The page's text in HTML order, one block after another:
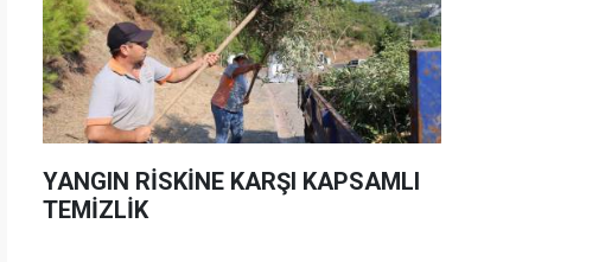
YANGIN RİSKİNE KARŞI KAPSAMLI
TEMİZLİK